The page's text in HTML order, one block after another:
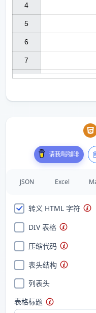
4
5
6
7
请我喝咖啡
JSON Excel
转义 HTML 字符
DIV 表格
压缩代码
表头结构
列表头
表格标题